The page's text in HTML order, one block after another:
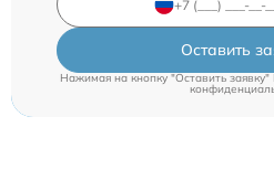
Оставить
Нажимая на кнопку "Оставить